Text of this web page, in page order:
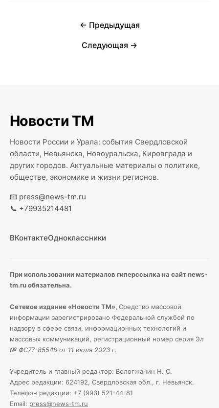
← Предыдущая
Следующая →
Новости ТМ
Новости России и Урала: события Свердловской
области, Невьянска, Новоуральска, Кировграда и
других городов. Актуальные материалы о политике,
обществе, экономике и жизни регионов.
📧 press@news-tm.ru
📞 +79935214481
ВКонтактеОдноклассники
При использовании материалов гиперссылка на сайт news-
tm.ru обязательна.
Сетевое издание «Новости ТМ», Средство массовой
информации зарегистрировано Федеральной службой по
надзору в сфере связи, информационных технологий и
массовых коммуникаций, регистрационный номер серия Эл
№ ФС77-85548 от 11 июля 2023 г.
Учредитель и главный редактор: Вологжанин Н. С.
Адрес редакции: 624192, Свердловская обл., г. Невьянск.
Телефон редакции: +7 (993) 521-44-81
Email: press@news-tm.ru